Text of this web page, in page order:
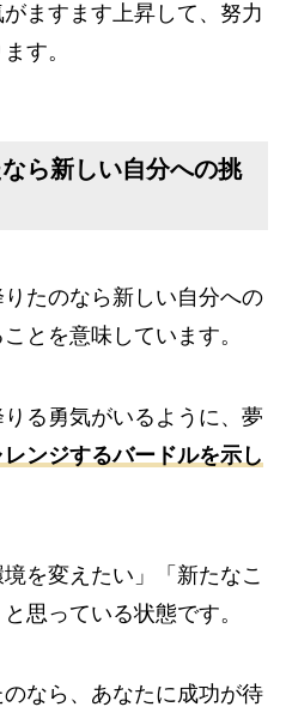
ますます上昇して、努力
す。
ら新しい自分への挑
たのなら新しい自分への
とを意味しています。
る勇気がいるように、夢
レンジするバードルを示し
を変えたい」「新たなこ
思っている状態です。
なら、あなたに成功が待